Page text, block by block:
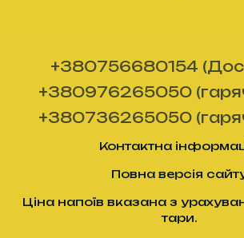
+380756680154
+380976265050
+380736265050
Контактна
Повна версія
Ціна напоїв вказана з
тари.